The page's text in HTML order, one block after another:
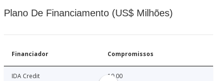
Plano De Financiamento (US$ Milhões)
Financiador Compromissos
IDA Credit 10.00